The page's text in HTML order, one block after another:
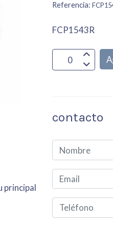
principal
Referencia:
FCP1543R
contacto